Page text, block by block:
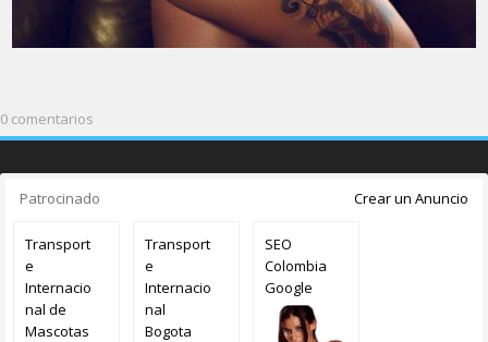
0 comentarios
Patrocinado Crear un Anuncio
Transport
e
Internacio
nal de
Mascotas
Transport
e
Internacio
nal
Bogota
SEO
Colombia
Google